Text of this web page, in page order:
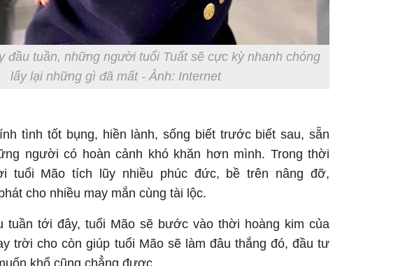
đầu tuần, những người tuổi Tuất sẽ cực kỳ nhanh chóng
lấy lại những gì đã mất - Ảnh: Internet
tình tốt bụng, hiền lành, sống biết trước biết sau, sẵn
người có hoàn cảnh khó khăn hơn mình. Trong thời
tuổi Mão tích lũy nhiều phúc đức, bề trên nâng đỡ,
cho nhiều may mắn cùng tài lộc.
tuần tới đây, tuổi Mão sẽ bước vào thời hoàng kim của
trời cho còn giúp tuổi Mão sẽ làm đâu thắng đó, đầu tư
khổ cũng chẳng được.